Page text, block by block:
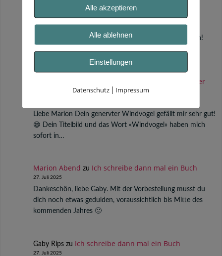
Marion Abendzu12 von 12 im Oktober 2025
12. Oktober 2025
Hallo Susanne, wie schön, auch von dir wieder zu lesen!
12 von 12 im Oktober
Liebe Marion Dein genervter Windvogel gefällt mir sehr gut!
😁 Dein Titelbild und das Wort «Windvogel» haben mich
sofort in…
Marion Abend zu Ich schreibe dann mal ein Buch
27. Juli 2025
Dankeschön, liebe Gaby. Mit der Vorbestellung musst du
dich noch etwas gedulden, voraussichtlich bis Mitte des
kommenden Jahres 🙂
Gaby Ripszu Ich schreibe dann mal ein Buch
27. Juli 2025
Alle akzeptieren
Alle ablehnen
Einstellungen
Datenschutz Impressum